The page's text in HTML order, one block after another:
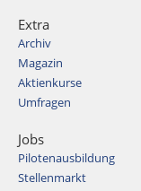
Extra
Archiv
Magazin
Aktienkurse
Umfragen
Jobs
Pilotenausbildung
Stellenmarkt